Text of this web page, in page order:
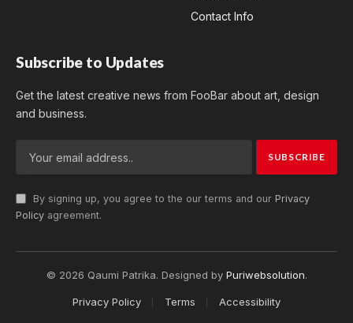
Contact Info
Subscribe to Updates
Get the latest creative news from FooBar about art, design
and business.
By signing up, you agree to the our terms and our Privacy
Policy agreement.
© 2026 Qaumi Patrika. Designed by Puriwebsolution.
Privacy Policy Terms Accessibility